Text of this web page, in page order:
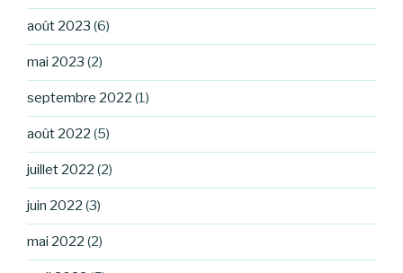
août 2023 (6)
mai 2023 (2)
septembre 2022 (1)
août 2022 (5)
juillet 2022 (2)
juin 2022 (3)
mai 2022 (2)